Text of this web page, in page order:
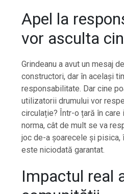
Apel la
vor asculta
Grindeanu a avut un mesaj
constructori, dar în același
responsabilitate. Dar cine
utilizatorii drumului vor
circulație? Într-o țară în
norma, cât de mult se va
joc de-a șoarecele și pisica,
este niciodată garantat.
Impactul real